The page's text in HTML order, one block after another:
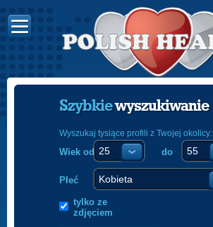
Szybkiewyszukiwanie
Wyszukaj tysiące profili z Twojej okolicy:
Wiek od do
Płeć
tylko ze
zdjęciem